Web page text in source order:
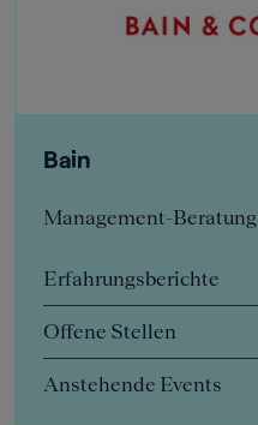
Bain
Management-Beratung
Erfahrungsberichte
Offene Stellen
Anstehende Events